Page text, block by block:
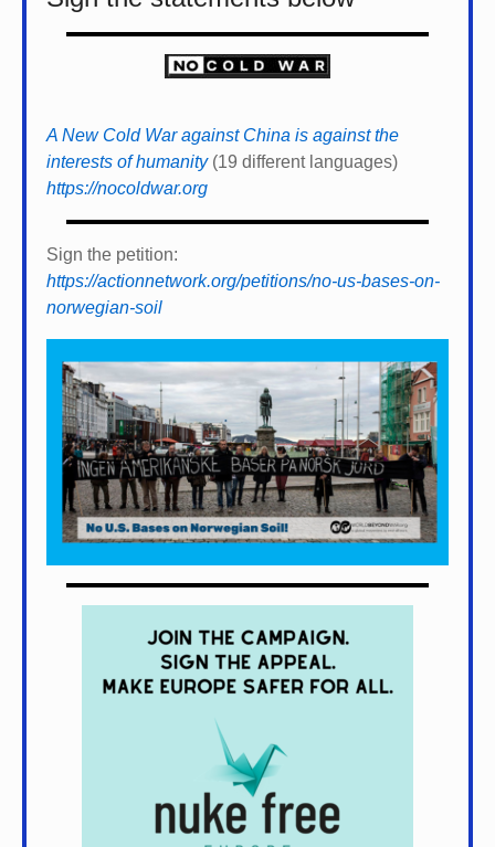
A New Cold War against China is against the
interests of humanity(19 different languages)
https://nocoldwar.org
Sign the petition:
https://actionnetwork.org/petitions/no-us-bases-on-
norwegian-soil